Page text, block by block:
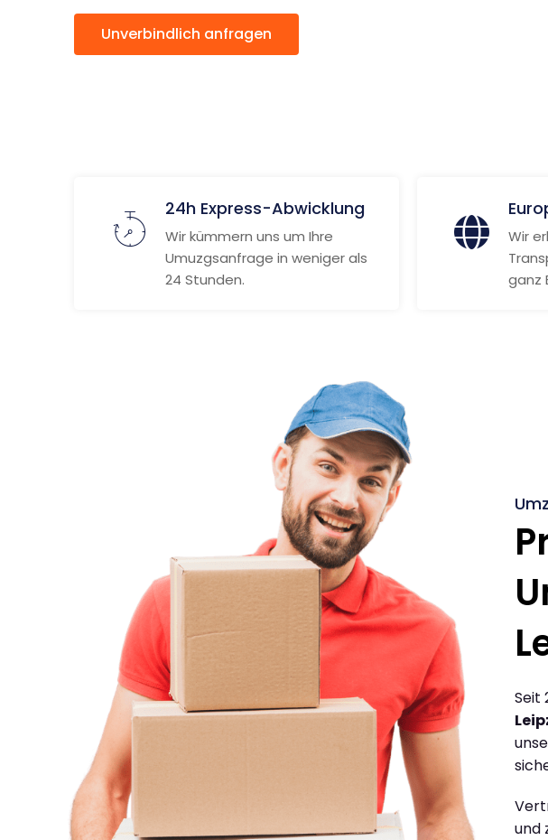
Unverbindlich anfragen
24h Express-Abwicklung
Wir kümmern uns um Ihre
Umuzgsanfrage in weniger als
24 Stunden.
Wir
ganz
Seit
und